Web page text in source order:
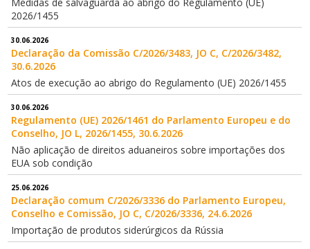
2026/1455
30.06.2026
Declaração da Comissão C/2026/3483, JO C, C/2026/3482,
30.6.2026
Atos de execução ao abrigo do Regulamento (UE) 2026/1455
30.06.2026
Regulamento (UE) 2026/1461 do Parlamento Europeu e do
Conselho, JO L, 2026/1455, 30.6.2026
Não aplicação de direitos aduaneiros sobre importações dos
EUA sob condição
25.06.2026
Declaração comum C/2026/3336 do Parlamento Europeu,
Conselho e Comissão, JO C, C/2026/3336, 24.6.2026
Importação de produtos siderúrgicos da Rússia